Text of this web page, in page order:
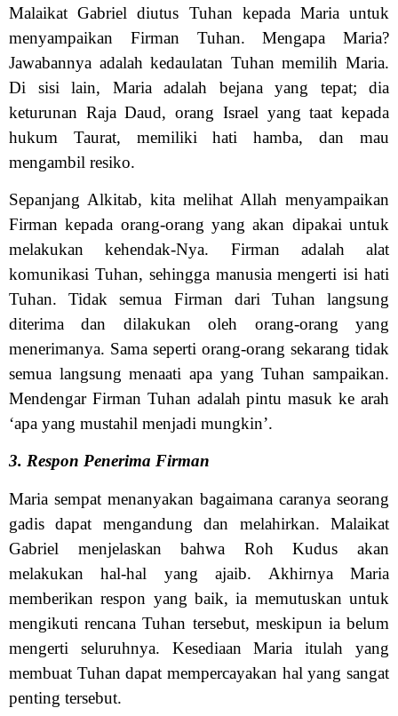
Malaikat Gabriel diutus Tuhan kepada Maria untuk
menyampaikan Firman Tuhan. Mengapa Maria?
Jawabannya adalah kedaulatan Tuhan memilih Maria.
Di sisi lain, Maria adalah bejana yang tepat; dia
keturunan Raja Daud, orang Israel yang taat kepada
hukum Taurat, memiliki hati hamba, dan mau
mengambil resiko.
Sepanjang Alkitab, kita melihat Allah menyampaikan
Firman kepada orang-orang yang akan dipakai untuk
melakukan kehendak-Nya. Firman adalah alat
komunikasi Tuhan, sehingga manusia mengerti isi hati
Tuhan. Tidak semua Firman dari Tuhan langsung
diterima dan dilakukan oleh orang-orang yang
menerimanya. Sama seperti orang-orang sekarang tidak
semua langsung menaati apa yang Tuhan sampaikan.
Mendengar Firman Tuhan adalah pintu masuk ke arah
‘apa yang mustahil menjadi mungkin’.
3. Respon Penerima Firman
Maria sempat menanyakan bagaimana caranya seorang
gadis dapat mengandung dan melahirkan. Malaikat
Gabriel menjelaskan bahwa Roh Kudus akan
melakukan hal-hal yang ajaib. Akhirnya Maria
memberikan respon yang baik, ia memutuskan untuk
mengikuti rencana Tuhan tersebut, meskipun ia belum
mengerti seluruhnya. Kesediaan Maria itulah yang
membuat Tuhan dapat mempercayakan hal yang sangat
penting tersebut.